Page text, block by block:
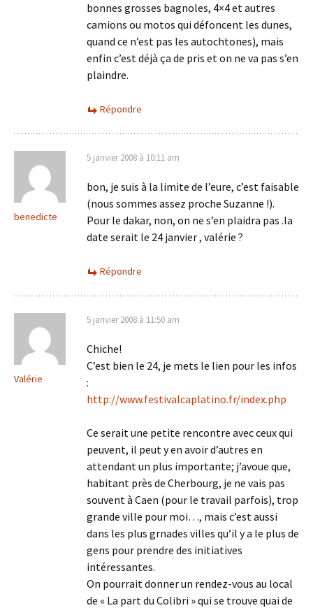
bonnes grosses bagnoles, 4×4 et autres
camions ou motos qui défoncent les dunes,
quand ce n’est pas les autochtones), mais
enfin c’est déjà ça de pris et on ne va pas s’en
plaindre.
Répondre
benedicte
5 janvier 2008 à 10:11 am
bon, je suis à la limite de l’eure, c’est faisable
(nous sommes assez proche Suzanne !).
Pour le dakar, non, on ne s’en plaidra pas .la
date serait le 24 janvier , valérie ?
Répondre
Valérie
5 janvier 2008 à 11:50 am
Chiche!
C’est bien le 24, je mets le lien pour les infos
:
http://www.festivalcaplatino.fr/index.php
Ce serait une petite rencontre avec ceux qui
peuvent, il peut y en avoir d’autres en
attendant un plus importante; j’avoue que,
habitant près de Cherbourg, je ne vais pas
souvent à Caen (pour le travail parfois), trop
grande ville pour moi…, mais c’est aussi
dans les plus grnades villes qu’il y a le plus de
gens pour prendre des initiatives
intéressantes.
On pourrait donner un rendez-vous au local
de « La part du Colibri » qui se trouve quai de